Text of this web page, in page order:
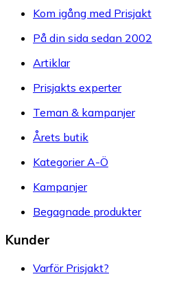
Kom igång med Prisjakt
På din sida sedan 2002
Artiklar
Prisjakts experter
Teman & kampanjer
Årets butik
Kategorier A-Ö
Kampanjer
Begagnade produkter
Kunder
Varför Prisjakt?